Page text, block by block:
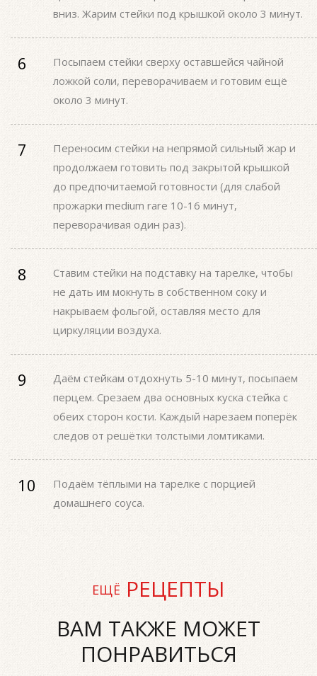
вниз. Жарим стейки под крышкой около 3 минут.
Посыпаем стейки сверху оставшейся чайной
ложкой соли, переворачиваем и готовим ещё
около 3 минут.
Переносим стейки на непрямой сильный жар и
продолжаем готовить под закрытой крышкой
до предпочитаемой готовности (для слабой
прожарки medium rare 10-16 минут,
переворачивая один раз).
Ставим стейки на подставку на тарелке, чтобы
не дать им мокнуть в собственном соку и
накрываем фольгой, оставляя место для
циркуляции воздуха.
Даём стейкам отдохнуть 5-10 минут, посыпаем
перцем. Срезаем два основных куска стейка с
обеих сторон кости. Каждый нарезаем поперёк
следов от решётки толстыми ломтиками.
Подаём тёплыми на тарелке с порцией
домашнего соуса.
ЕЩЁ РЕЦЕПТЫ
ВАМ ТАКЖЕ МОЖЕТ
ПОНРАВИТЬСЯ